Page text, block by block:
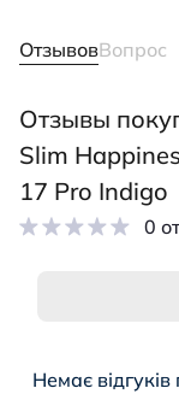
ОтзывовВопрос
Отзывы
Slim
17 Pro Indigo
0
Немає